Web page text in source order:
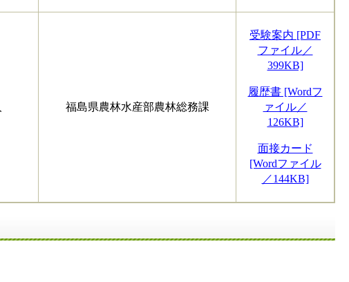
福島県農林水産部農林総務課
受験案内 [PDF
ファイル／
399KB]
履歴書 [Wordフ
ァイル／
126KB]
面接カード
[Wordファイル
／144KB]